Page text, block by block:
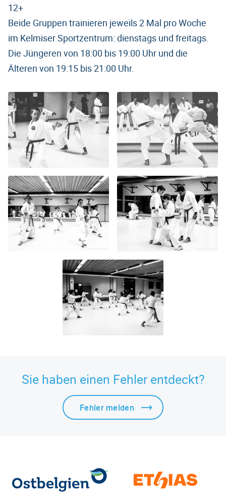
12+
Beide Gruppen trainieren jeweils 2 Mal pro Woche
im Kelmiser Sportzentrum: dienstags und freitags.
Die Jüngeren von 18:00 bis 19:00 Uhr und die
Älteren von 19:15 bis 21:00 Uhr.
Sie haben einen Fehler entdeckt?
Fehler melden